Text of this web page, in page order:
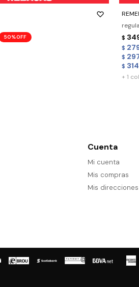
50 $
$
$
$ 314
+ 1
Cuenta
Mi cuenta
Mis compras
Mis direcciones